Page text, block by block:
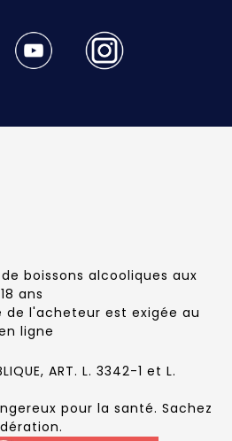
boissons alcooliques aux
ans
de l'acheteur est exigée au
ligne
ART. L. 3342-1 et L.
pour la santé. Sachez